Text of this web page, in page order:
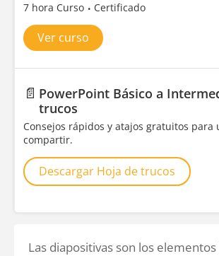
7 hora Curso Certificado
Ver curso
📄 PowerPoint Básico a
trucos
Consejos rápidos y atajos gratuitos para
compartir.
Descargar Hoja de trucos
Las diapositivas son los elementos